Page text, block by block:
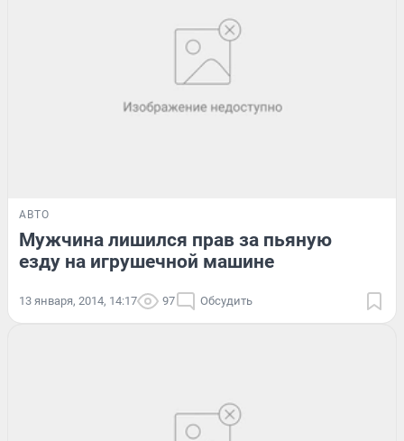
АВТО
Мужчина лишился прав за пьяную
езду на игрушечной машине
13 января, 2014, 14:17 97 Обсудить